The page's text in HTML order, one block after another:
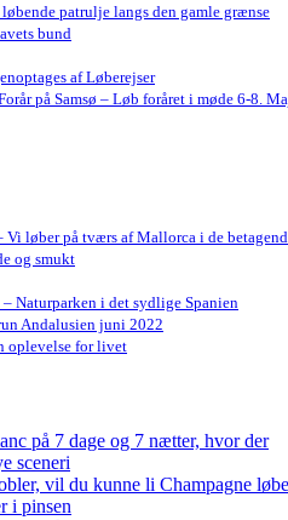
patrulje langs den gamle grænse
bund
af Løberejser
på Samsø – Løb foråret i møde 6-8.
løber på tværs af Mallorca i de
og smukt
Naturparken i det sydlige Spanien
Andalusien juni 2022
oplevelse for livet
på 7 dage og 7 nætter, hvor der
sceneri
vil du kunne li Champagne
i pinsen